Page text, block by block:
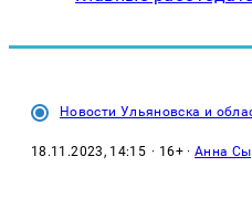
Новости Ульяновска и
18.11.2023, 14:15 · 16+ ·Анна